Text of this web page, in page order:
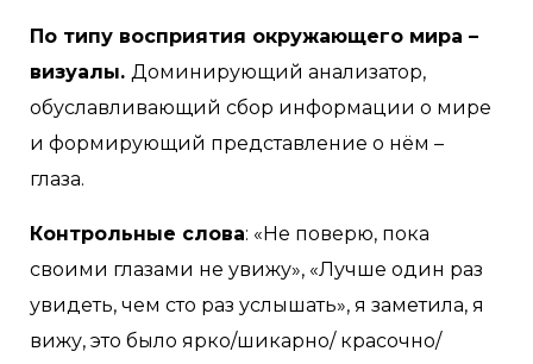
По типу восприятия окружающего мира –
визуалы. Доминирующий анализатор,
обуславливающий сбор информации о мире
и формирующий представление о нём –
глаза.
Контрольные слова: «Не поверю, пока
своими глазами не увижу», «Лучше один раз
увидеть, чем сто раз услышать», я заметила, я
вижу, это было ярко/шикарно/ красочно/